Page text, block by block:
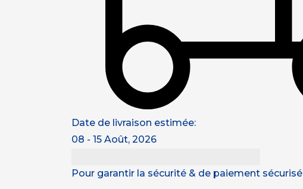
Date de livraison estimée:
08 - 15 Août, 2026
Pour garantir la sécurité & de paiement sécurisé